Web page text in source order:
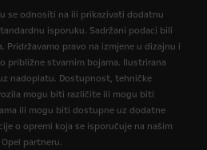
se odnositi na ili prikazivati dodatnu
isporuku. Sadržani podaci bili
Pridržavamo pravo na izmjene u dizajnu i
približne stvarnim bojama. Ilustrirana
nadoplatu. Dostupnost, tehničke
mogu biti različite ili mogu biti
ili mogu biti dostupne uz dodatne
o opremi koja se isporučuje na našim
partneru.